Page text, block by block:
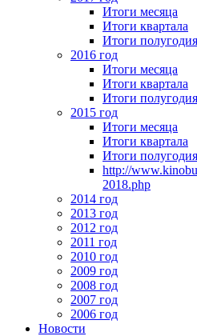
Итоги месяца
Итоги квартала
Итоги полугодия
2016 год
Итоги месяца
Итоги квартала
Итоги полугодия
2015 год
Итоги месяца
Итоги квартала
Итоги полугодия
http://
2018.php
2014 год
2013 год
2012 год
2011 год
2010 год
2009 год
2008 год
2007 год
2006 год
Новости